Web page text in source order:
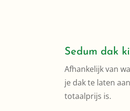
Sedum dak
Afhankelijk van
je dak te laten
totaalprijs is.